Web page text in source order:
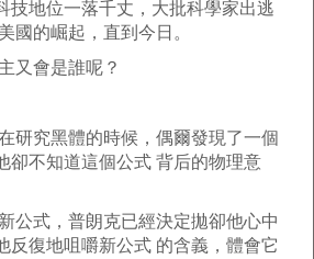
技地位一落千丈，大批科學家出逃
國的崛起，直到今日。
又會是誰呢？
研究黑體的時候，偶爾發現了一個
卻不知道這個公式 背后的物理意
公式，普朗克已經決定拋卻他心中
反復地咀嚼新公式 的含義，體會它